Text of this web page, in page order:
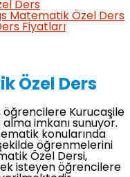
Ders
Matematik Özel Ders
Fiyatları
Özel Ders
öğrencilere Kurucaşile
imkanı sunuyor.
konularında
öğrenmelerini
Özel Dersi,
isteyen öğrencilere